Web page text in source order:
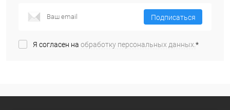
Подписаться
Я согласен на обработку персональных данных.*